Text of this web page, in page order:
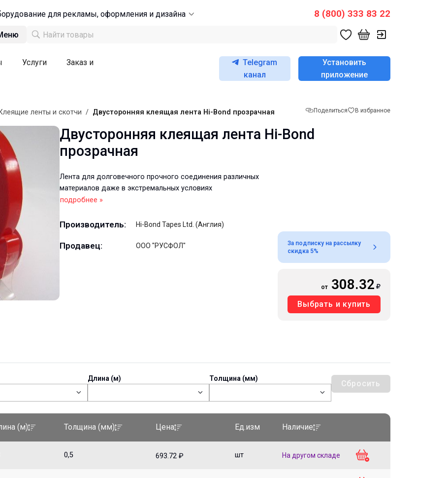
для рекламы, оформления и дизайна 8 (800) 333 83 22
Услуги
Заказ и
Telegram
канал
Установить
приложение
Поделиться В избранное
Клеящие ленты и скотчи / Двусторонняя клеящая лента Hi-Bond прозрачная
Двусторонняя клеящая лента Hi-Bond
прозрачная
Лента для долговечного прочного соединения различных
материалов даже в экстремальных условиях
подробнее »
Производитель: Hi-Bond Tapes Ltd. (Англия)
Продавец: ООО "РУСФОЛ"
За подписку на рассылку
скидка 5%
от 308.32
Выбрать и купить
Длина (м) Толщина (мм)
Сбросить
(м) Толщина (мм) Цена Ед.изм Наличие
0,5 693.72 ₽ шт На другом складе